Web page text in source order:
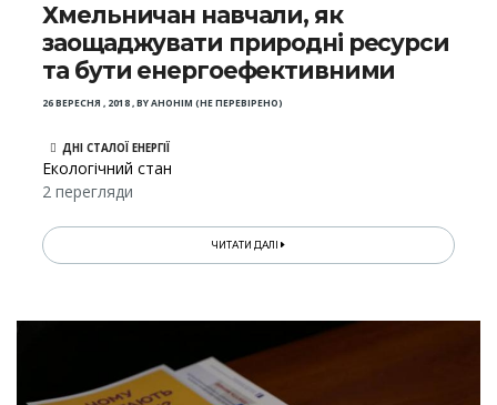
Хмельничан навчали, як
заощаджувати природні ресурси
та бути енергоефективними
26 ВЕРЕСНЯ , 2018,BYАНОНІМ (НЕ ПЕРЕВІРЕНО)
ДНІ СТАЛОЇ ЕНЕРГІЇ
Екологічний стан
2 перегляди
ЧИТАТИ ДАЛІ